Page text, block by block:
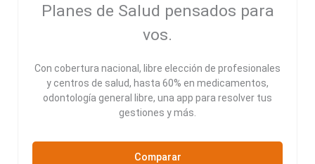
Planes de Salud pensados para
vos.
Con cobertura nacional, libre elección de profesionales
y centros de salud, hasta 60% en medicamentos,
odontología general libre, una app para resolver tus
gestiones y más.
Comparar